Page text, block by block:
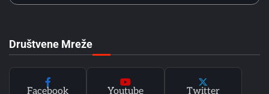
Peek-a-boo tehnika Mike Tysona: biomehanska i
mentalna analiza stila koji je redefinisao tešku
Matthew Lopez
Društvene Mreže
Facebook Youtube Twitter